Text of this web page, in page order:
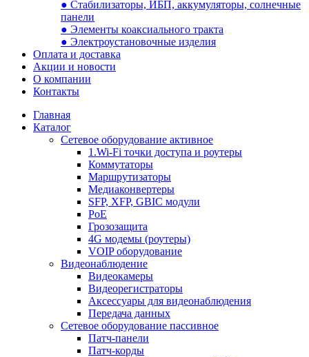
● Стабилизаторы, ИБП, аккумуляторы, солнечные
панели
● Элементы коаксиального тракта
● Электроустановочные изделия
Оплата и доставка
Акции и новости
О компании
Контакты
Главная
Каталог
Сетевое оборудование активное
1.Wi-Fi точки доступа и роутеры
Коммутаторы
Маршрутизаторы
Медиаконвертеры
SFP, XFP, GBIC модули
PoE
Грозозащита
4G модемы (роутеры)
VOIP оборудование
Видеонаблюдение
Видеокамеры
Видеорегистраторы
Аксессуары для видеонаблюдения
Передача данных
Сетевое оборудование пассивное
Патч-панели
Патч-корды